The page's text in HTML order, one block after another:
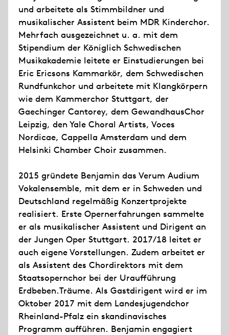
und arbeitete als Stimmbildner und
musikalischer Assistent beim MDR Kinderchor.
Mehrfach ausgezeichnet u. a. mit dem
Stipendium der Königlich Schwedischen
Musikakademie leitete er Einstudierungen bei
Eric Ericsons Kammarkör, dem Schwedischen
Rundfunkchor und arbeitete mit Klangkörpern
wie dem Kammerchor Stuttgart, der
Gaechinger Cantorey, dem GewandhausChor
Leipzig, den Yale Choral Artists, Voces
Nordicae, Cappella Amsterdam und dem
Helsinki Chamber Choir zusammen.
2015 gründete Benjamin das Verum Audium
Vokalensemble, mit dem er in Schweden und
Deutschland regelmäßig Konzertprojekte
realisiert. Erste Opernerfahrungen sammelte
er als musikalischer Assistent und Dirigent an
der Jungen Oper Stuttgart. 2017/18 leitet er
auch eigene Vorstellungen. Zudem arbeitet er
als Assistent des Chordirektors mit dem
Staatsopernchor bei der Uraufführung
Erdbeben.Träume. Als Gastdirigent wird er im
Oktober 2017 mit dem Landesjugendchor
Rheinland-Pfalz ein skandinavisches
Programm aufführen. Benjamin engagiert